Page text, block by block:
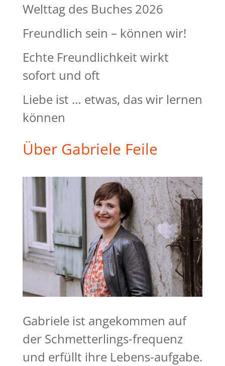
Welttag des Buches 2026
Freundlich sein – können wir!
Echte Freundlichkeit wirkt
sofort und oft
Liebe ist … etwas, das wir lernen
können
Über Gabriele Feile
Gabriele ist angekommen auf
der Schmetterlings-frequenz
und erfüllt ihre Lebens-aufgabe.